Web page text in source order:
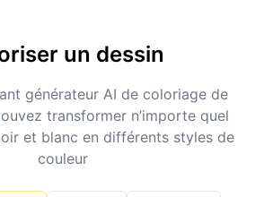
un dessin
générateur AI de coloriage de
transformer n’importe quel
et blanc en différents styles de
couleur